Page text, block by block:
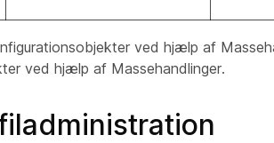
ved hjælp af
ved hjælp af Massehandlinger.